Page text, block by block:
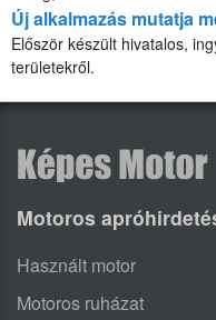
Új alkalmazás mutatja
Először készült hivatalos,
területekről.
Motoros
Használt motor
Motoros ruházat